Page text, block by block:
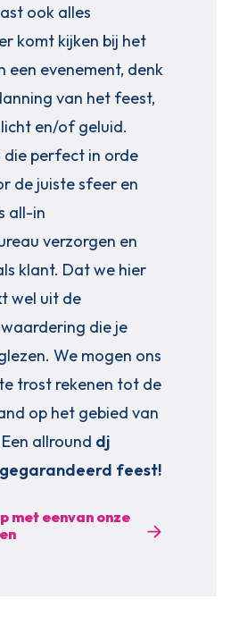
ook alles
komt kijken bij het
een evenement, denk
van het feest,
en/of geluid.
perfect in orde
de juiste sfeer en
all-in
verzorgen en
klant. Dat we hier
wel uit de
die je
We mogen ons
trost rekenen tot de
op het gebied van
allround dj
gegarandeerd feest!
met eenvan onze